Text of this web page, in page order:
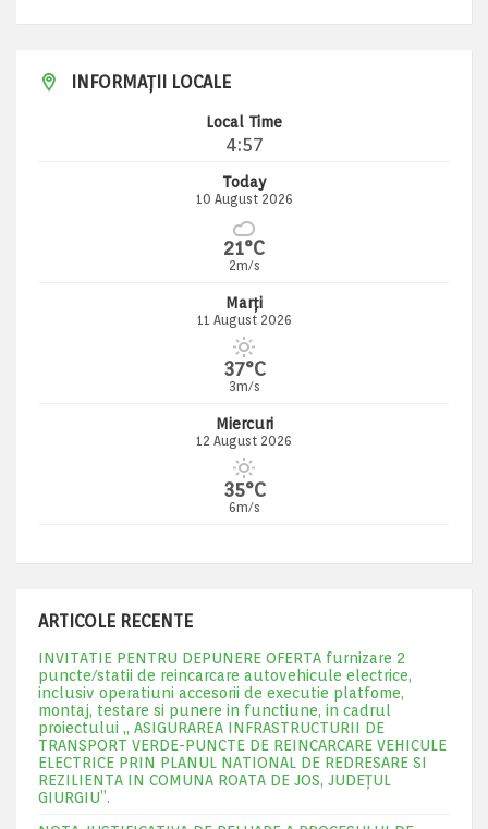
INFORMAȚII LOCALE
Local Time
4:57
Today
10 August 2026
21°C
2m/s
Marți
11 August 2026
37°C
3m/s
Miercuri
12 August 2026
35°C
6m/s
ARTICOLE RECENTE
INVITATIE PENTRU DEPUNERE OFERTA furnizare 2
puncte/statii de reincarcare autovehicule electrice,
inclusiv operatiuni accesorii de executie platfome,
montaj, testare si punere in functiune, in cadrul
proiectului „ ASIGURAREA INFRASTRUCTURII DE
TRANSPORT VERDE-PUNCTE DE REINCARCARE VEHICULE
ELECTRICE PRIN PLANUL NATIONAL DE REDRESARE SI
REZILIENTA IN COMUNA ROATA DE JOS, JUDEŢUL
GIURGIU”.